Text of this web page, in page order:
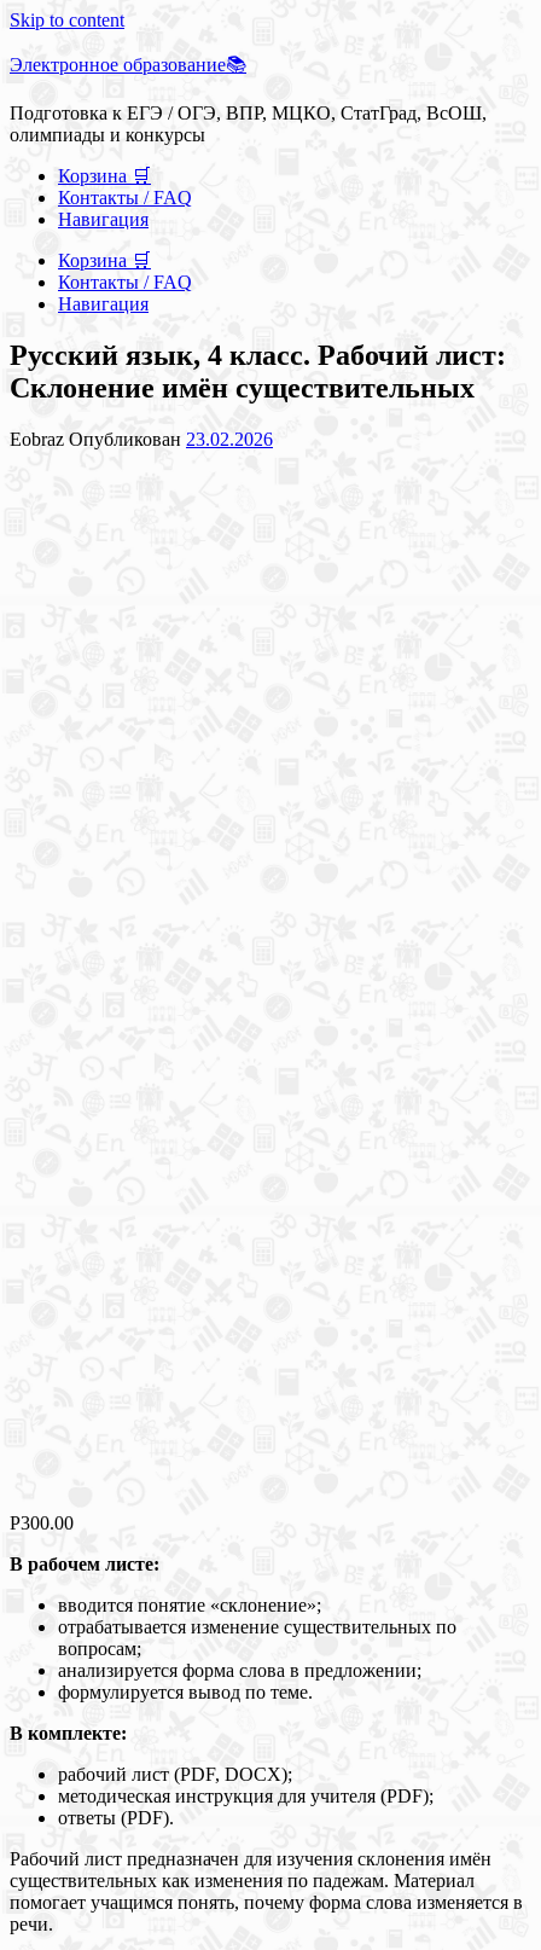
Skip to content
Электронное образование📚
Подготовка к ЕГЭ / ОГЭ, ВПР, МЦКО, СтатГрад, ВсОШ,
олимпиады и конкурсы
Корзина 🛒
Контакты / FAQ
Навигация
Корзина 🛒
Контакты / FAQ
Навигация
Русский язык, 4 класс. Рабочий лист:
Склонение имён существительных
Eobraz Опубликован 23.02.2026
Р300.00
В рабочем листе:
вводится понятие «склонение»;
отрабатывается изменение существительных по
вопросам;
анализируется форма слова в предложении;
формулируется вывод по теме.
В комплекте:
рабочий лист (PDF, DOCX);
методическая инструкция для учителя (PDF);
ответы (PDF).
Рабочий лист предназначен для изучения склонения имён
существительных как изменения по падежам. Материал
помогает учащимся понять, почему форма слова изменяется в
речи.